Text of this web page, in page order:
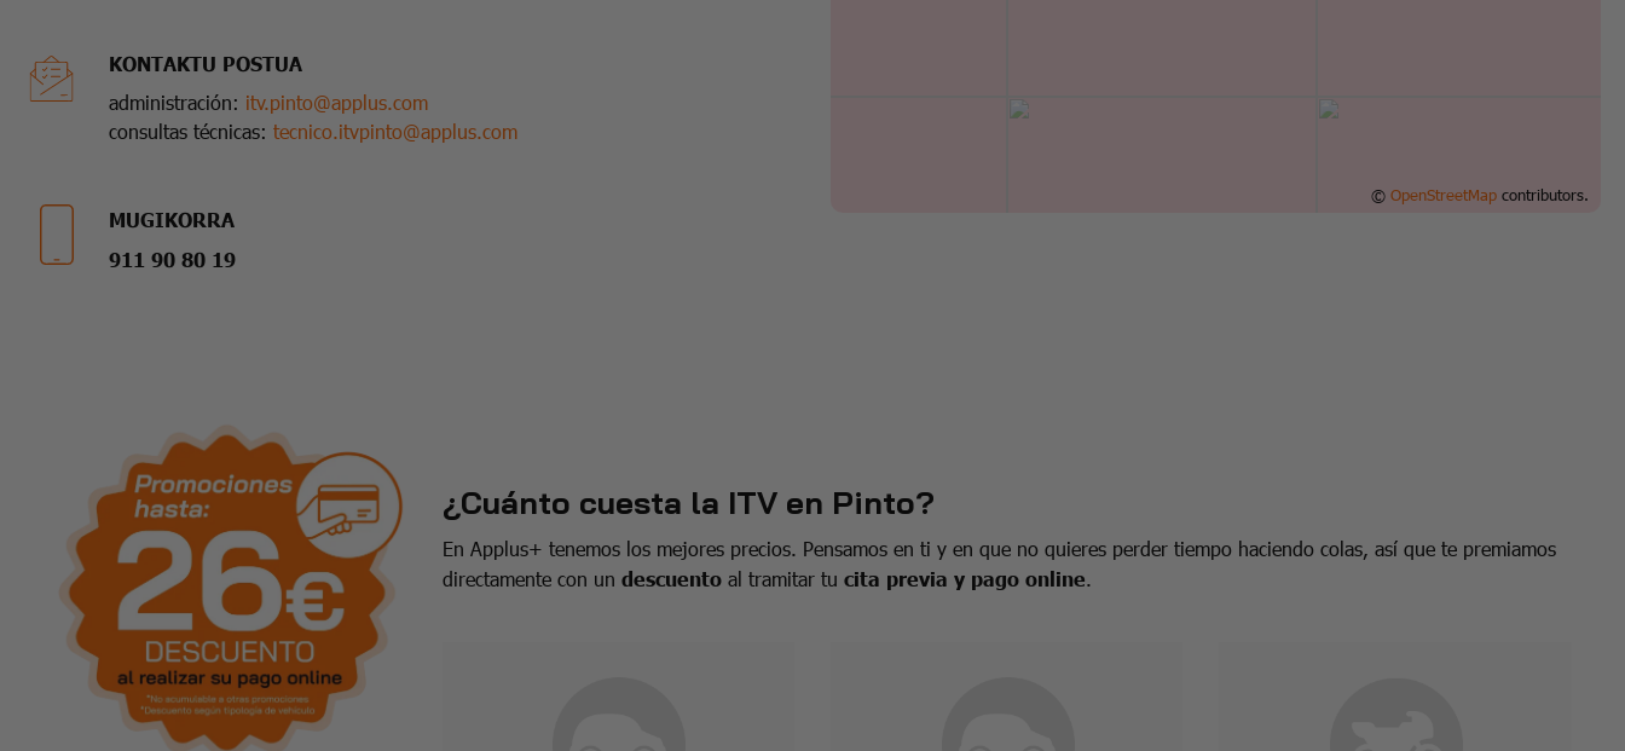
KONTAKTU POSTUA
administración: itv.pinto@applus.com
consultas técnicas: tecnico.itvpinto@applus.com
MUGIKORRA
911 90 80 19
© OpenStreetMap contributors.
¿Cuánto cuesta la ITV en Pinto?
En Applus+ tenemos los mejores precios. Pensamos en ti y en que no quieres perder tiempo haciendo colas, así que te premiamos
directamente con un descuentoal tramitar tu cita previa y pago online.